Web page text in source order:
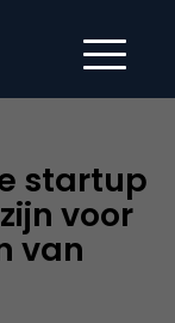
startup
voor
van